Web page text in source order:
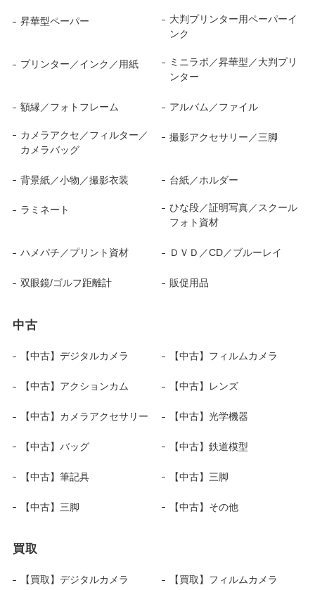
昇華型ペーパー
大判プリンター用ペーパーイ
ンク
プリンター／インク／用紙
ミニラボ／昇華型／大判プリ
ンター
額縁／フォトフレーム アルバム／ファイル
カメラアクセ／フィルター／
カメラバッグ
撮影アクセサリー／三脚
背景紙／小物／撮影衣装 台紙／ホルダー
ラミネート
ひな段／証明写真／スクール
フォト資材
ハメパチ／プリント資材 ＤＶＤ／CD／ブルーレイ
双眼鏡/ゴルフ距離計 販促用品
中古
【中古】デジタルカメラ 【中古】フィルムカメラ
【中古】アクションカム 【中古】レンズ
【中古】カメラアクセサリー 【中古】光学機器
【中古】バッグ 【中古】鉄道模型
【中古】筆記具 【中古】三脚
【中古】三脚 【中古】その他
買取
【買取】デジタルカメラ 【買取】フィルムカメラ